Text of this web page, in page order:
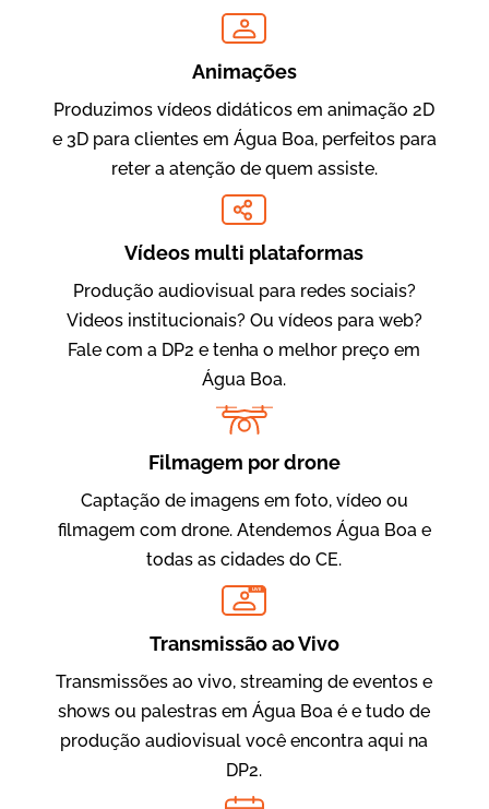
Vídeo Institucional
Amigo Edu
Evolucional
Vídeos para Treinamentos
Animações
Produzimos vídeos didáticos em animação 2D
e 3D para clientes em Água Boa, perfeitos para
reter a atenção de quem assiste.
Vídeos multi plataformas
Produção audiovisual para redes sociais?
Videos institucionais? Ou vídeos para web?
Fale com a DP2 e tenha o melhor preço em
Água Boa.
Filmagem por drone
Captação de imagens em foto, vídeo ou
filmagem com drone. Atendemos Água Boa e
todas as cidades do CE.
LIVE
Transmissão ao Vivo
Transmissões ao vivo, streaming de eventos e
shows ou palestras em Água Boa é e tudo de
produção audiovisual você encontra aqui na
DP2.